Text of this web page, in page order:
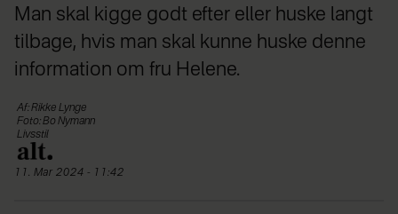
Man skal kigge godt efter eller huske langt
tilbage, hvis man skal kunne huske denne
information om fru Helene.
Af: Rikke Lynge
Foto: Bo Nymann
Livsstil
11. Mar 2024 - 11:42